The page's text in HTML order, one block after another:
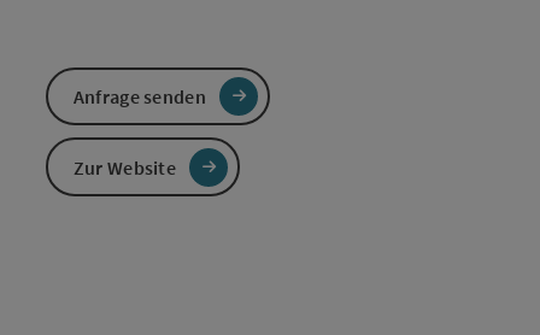
Anfrage senden
Zur Website